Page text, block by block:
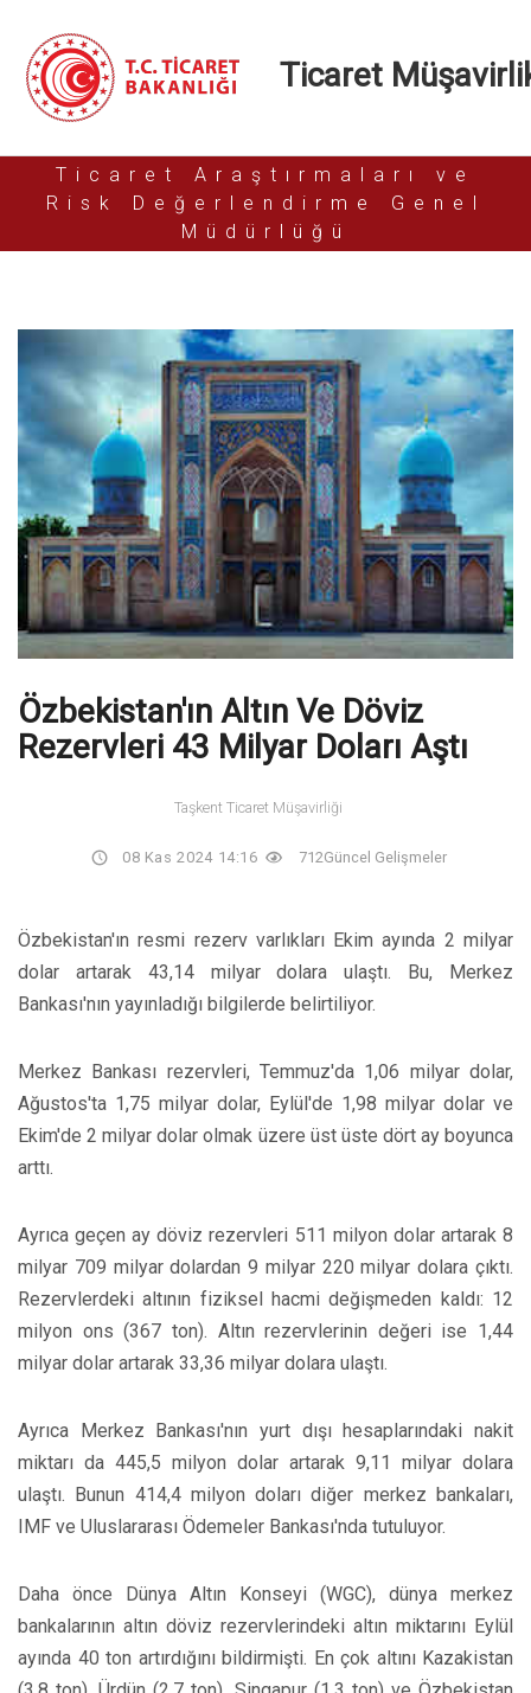
Ticaret
Ticaret Araştırmaları ve
Risk Değerlendirme Genel
Müdürlüğü
Özbekistan'ın Altın Ve Döviz
Rezervleri 43 Milyar Doları Aştı
Taşkent Ticaret Müşavirliği
08 Kas 2024 14:16 712Güncel Gelişmeler
Özbekistan'ın resmi rezerv varlıkları Ekim ayında 2 milyar
dolar artarak 43,14 milyar dolara ulaştı. Bu, Merkez
Bankası'nın yayınladığı bilgilerde belirtiliyor.
Merkez Bankası rezervleri, Temmuz'da 1,06 milyar dolar,
Ağustos'ta 1,75 milyar dolar, Eylül'de 1,98 milyar dolar ve
Ekim'de 2 milyar dolar olmak üzere üst üste dört ay boyunca
arttı.
Ayrıca geçen ay döviz rezervleri 511 milyon dolar artarak 8
milyar 709 milyar dolardan 9 milyar 220 milyar dolara çıktı.
Rezervlerdeki altının fiziksel hacmi değişmeden kaldı: 12
milyon ons (367 ton). Altın rezervlerinin değeri ise 1,44
milyar dolar artarak 33,36 milyar dolara ulaştı.
Ayrıca Merkez Bankası'nın yurt dışı hesaplarındaki nakit
miktarı da 445,5 milyon dolar artarak 9,11 milyar dolara
ulaştı. Bunun 414,4 milyon doları diğer merkez bankaları,
IMF ve Uluslararası Ödemeler Bankası'nda tutuluyor.
Daha önce Dünya Altın Konseyi (WGC), dünya merkez
bankalarının altın döviz rezervlerindeki altın miktarını Eylül
ayında 40 ton artırdığını bildirmişti. En çok altını Kazakistan